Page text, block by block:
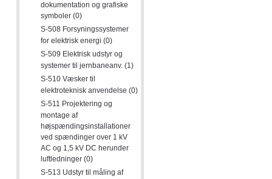
dokumentation og grafiske
symboler (0)
S-508 Forsyningssystemer
for elektrisk energi (0)
S-509 Elektrisk udstyr og
systemer til jernbaneanv. (1)
S-510 Væsker til
elektroteknisk anvendelse (0)
S-511 Projektering og
montage af
højspændingsinstallationer
ved spændinger over 1 kV
AC og 1,5 kV DC herunder
luftledninger (0)
S-513 Udstyr til måling af